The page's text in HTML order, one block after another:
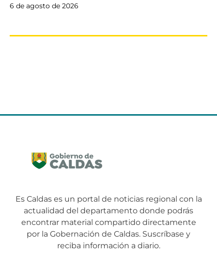
6 de agosto de 2026
Es Caldas es un portal de noticias regional con la
actualidad del departamento donde podrás
encontrar material compartido directamente
por la Gobernación de Caldas. Suscríbase y
reciba información a diario.